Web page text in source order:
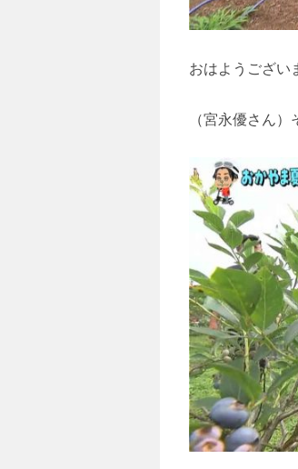
おはようござい
（宮永優さん）